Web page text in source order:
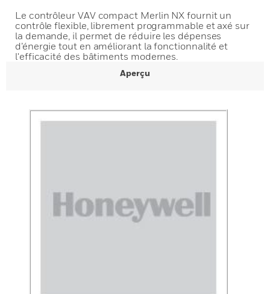
Le contrôleur VAV compact Merlin NX fournit un
contrôle flexible, librement programmable et axé sur
la demande, il permet de réduire les dépenses
d’énergie tout en améliorant la fonctionnalité et
l'efficacité des bâtiments modernes.
Aperçu